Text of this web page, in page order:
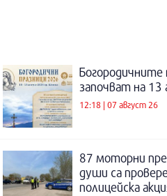
Богородичните
започват на 13
12:18 | 07 август 26
87 моторни
души са
полицейска